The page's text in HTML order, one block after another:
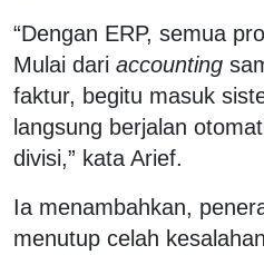
“Dengan ERP, semua
Mulai dari accounting
faktur, begitu masuk
langsung berjalan
divisi,” kata Arief.
Ia menambahkan,
menutup celah